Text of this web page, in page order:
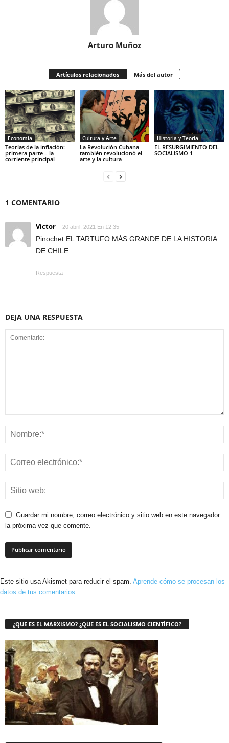
Arturo Muñoz
Artículos relacionados Más del autor
Economía
Teorías de la inflación:
primera parte – la
corriente principal
Cultura y Arte
La Revolución Cubana
también revolucionó el
arte y la cultura
Historia y Teoria
EL RESURGIMIENTO DEL
SOCIALISMO 1
1 COMENTARIO
Victor 20 abril, 2021 En 12:35
Pinochet EL TARTUFO MÁS GRANDE DE LA HISTORIA
DE CHILE
Respuesta
DEJA UNA RESPUESTA
Guardar mi nombre, correo electrónico y sitio web en este navegador
la próxima vez que comente.
Este sitio usa Akismet para reducir el spam. Aprende cómo se procesan los
datos de tus comentarios.
¿QUE ES EL MARXISMO? ¿QUE ES EL SOCIALISMO CIENTÍFICO?